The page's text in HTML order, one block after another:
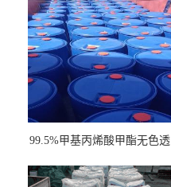
99.5%甲基丙烯酸甲酯无色透